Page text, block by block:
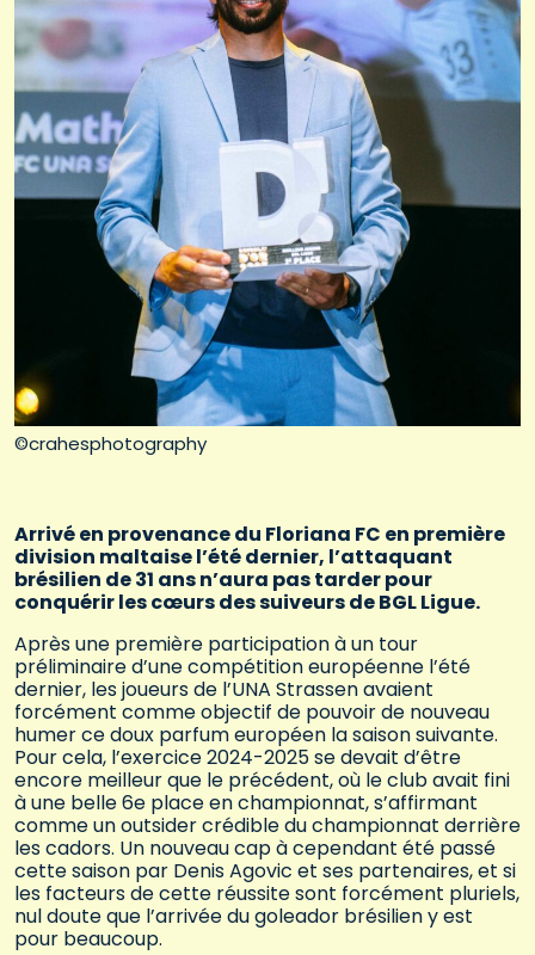
©crahesphotography
Arrivé en provenance du Floriana FC en première
division maltaise l’été dernier, l’attaquant
brésilien de 31 ans n’aura pas tarder pour
conquérir les cœurs des suiveurs de BGL Ligue.
Après une première participation à un tour
préliminaire d’une compétition européenne l’été
dernier, les joueurs de l’UNA Strassen avaient
forcément comme objectif de pouvoir de nouveau
humer ce doux parfum européen la saison suivante.
Pour cela, l’exercice 2024-2025 se devait d’être
encore meilleur que le précédent, où le club avait fini
à une belle 6e place en championnat, s’affirmant
comme un outsider crédible du championnat derrière
les cadors. Un nouveau cap à cependant été passé
cette saison par Denis Agovic et ses partenaires, et si
les facteurs de cette réussite sont forcément pluriels,
nul doute que l’arrivée du goleador brésilien y est
pour beaucoup.